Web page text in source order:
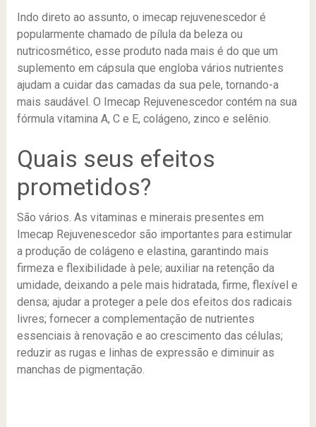
Indo direto ao assunto, o imecap rejuvenescedor é
popularmente chamado de pílula da beleza ou
nutricosmético, esse produto nada mais é do que um
suplemento em cápsula que engloba vários nutrientes
ajudam a cuidar das camadas da sua pele, tornando-a
mais saudável. O Imecap Rejuvenescedor contém na sua
fórmula vitamina A, C e E, colágeno, zinco e selênio.
Quais seus efeitos
prometidos?
São vários. As vitaminas e minerais presentes em
Imecap Rejuvenescedor são importantes para estimular
a produção de colágeno e elastina, garantindo mais
firmeza e flexibilidade à pele; auxiliar na retenção da
umidade, deixando a pele mais hidratada, firme, flexível e
densa; ajudar a proteger a pele dos efeitos dos radicais
livres; fornecer a complementação de nutrientes
essenciais à renovação e ao crescimento das células;
reduzir as rugas e linhas de expressão e diminuir as
manchas de pigmentação.